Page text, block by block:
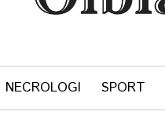
NECROLOGI SPORT